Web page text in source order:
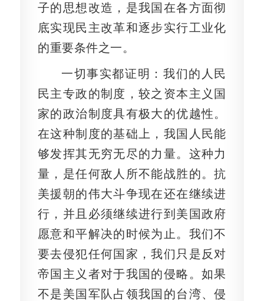
子的思想改造，是我国在各方面彻
底实现民主改革和逐步实行工业化
的重要条件之一。
一切事实都证明：我们的人民
民主专政的制度，较之资本主义国
家的政治制度具有极大的优越性。
在这种制度的基础上，我国人民能
够发挥其无穷无尽的力量。这种力
量，是任何敌人所不能战胜的。抗
美援朝的伟大斗争现在还在继续进
行，并且必须继续进行到美国政府
愿意和平解决的时候为止。我们不
要去侵犯任何国家，我们只是反对
帝国主义者对于我国的侵略。如果
不是美国军队占领我国的台湾、侵